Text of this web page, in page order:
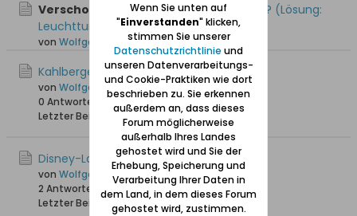
Verschoben:
Rätsel: Was und wo ist das? (Lösung:
Leuchtturm Kahlberg)
von Wolfgang
Kahlberger Bierstiefel
von Wolfgang
0 Antworten
14.944 Hits 0 Likes
Letzter Beitrag
09.04.2015, 13:51
Disney-Land Kahlberg / Krynica Morska
von Wolfgang
2 Antworten
10.049 Hits 0 Likes
Letzter Beitrag
07.09.2014, 15:31
Wenn Sie unten auf
"Einverstanden" klicken,
stimmen Sie unserer
Datenschutzrichtlinie und
unseren Datenverarbeitungs-
und Cookie-Praktiken wie dort
beschrieben zu. Sie erkennen
außerdem an, dass dieses
Forum möglicherweise
außerhalb Ihres Landes
gehostet wird und Sie der
Erhebung, Speicherung und
Verarbeitung Ihrer Daten in
dem Land, in dem dieses Forum
gehostet wird, zustimmen.